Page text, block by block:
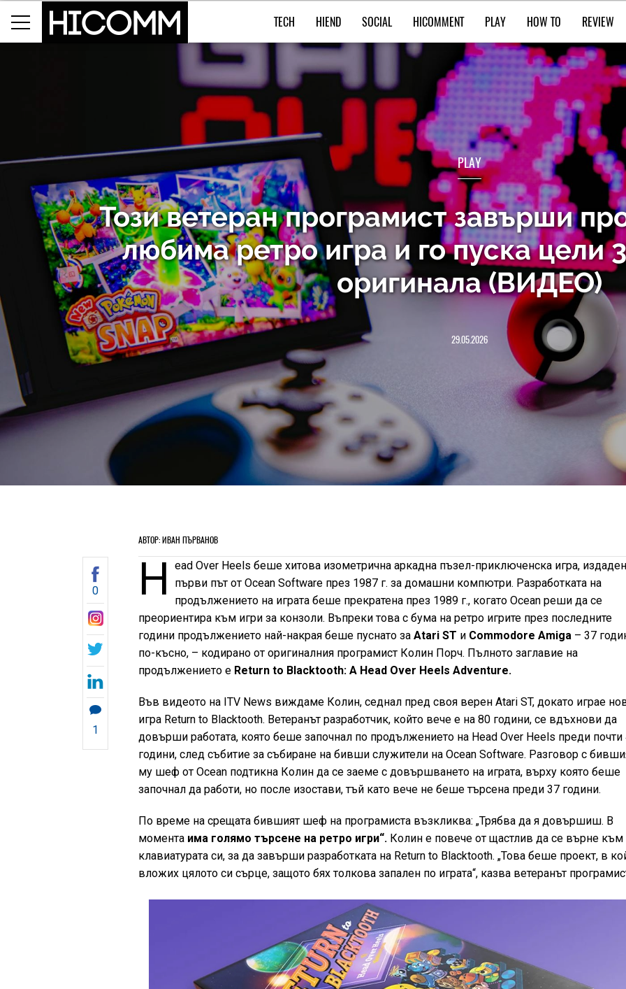
TECH HIEND SOCIAL HICOMMENT PLAY HOW TO REVIEW
PLAY
Този ветеран програмист завърши
любима ретро игра и го пуска цели
оригинала (ВИДЕО)
29.05.2026
АВТОР: ИВАН ПЪРВАНОВ
0
1
H
ead Over Heels беше хитова изометрична аркадна пъзел-приключенска игра,
първи път от Ocean Software през 1987 г. за домашни компютри. Разработката на
продължението на играта беше прекратена през 1989 г., когато Ocean реши да се
преориентира към игри за конзоли. Въпреки това с бума на ретро игрите през последните
години продължението най-накрая беше пуснато заAtari ST и Commodore Amiga – 37
по-късно, – кодирано от оригиналния програмист Колин Порч. Пълното заглавие на
продължението е Return to Blacktooth: А Head Over Heels Adventure.
Във видеото на ITV News виждаме Колин, седнал пред своя верен Atari ST, докато играе
игра Return to Blacktooth. Ветеранът разработчик, който вече е на 80 години, се вдъхнови да
довърши работата, която беше започнал по продължението на Head Over Heels преди почти
години, след събитие за събиране на бивши служители на Ocean Software. Разговор с
му шеф от Ocean подтикна Колин да се заеме с довършването на играта, върху която беше
започнал да работи, но после изостави, тъй като вече не беше търсена преди 37 години.
По време на срещата бившият шеф на програмиста възкликва: „Трябва да я довършиш. В
момента има голямо търсене на ретро игри“. Колин е повече от щастлив да се върне към
клавиатурата си, за да завърши разработката на Return to Blacktooth. „Това беше проект, в
вложих цялото си сърце, защото бях толкова запален по играта“, казва ветеранът